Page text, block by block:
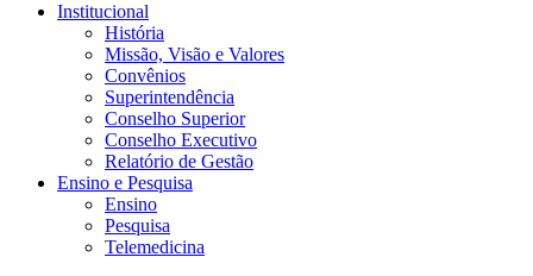
Institucional
História
Missão, Visão e Valores
Convênios
Superintendência
Conselho Superior
Conselho Executivo
Relatório de Gestão
Ensino e Pesquisa
Ensino
Pesquisa
Telemedicina